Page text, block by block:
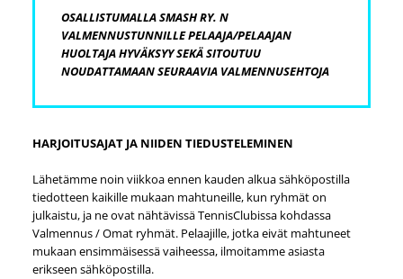
OSALLISTUMALLA SMASH RY. N
VALMENNUSTUNNILLE PELAAJA/PELAAJAN
HUOLTAJA HYVÄKSYY SEKÄ SITOUTUU
NOUDATTAMAAN SEURAAVIA VALMENNUSEHTOJA
HARJOITUSAJAT JA NIIDEN TIEDUSTELEMINEN
Lähetämme noin viikkoa ennen kauden alkua sähköpostilla
tiedotteen kaikille mukaan mahtuneille, kun ryhmät on
julkaistu, ja ne ovat nähtävissä TennisClubissa kohdassa
Valmennus / Omat ryhmät. Pelaajille, jotka eivät mahtuneet
mukaan ensimmäisessä vaiheessa, ilmoitamme asiasta
erikseen sähköpostilla.